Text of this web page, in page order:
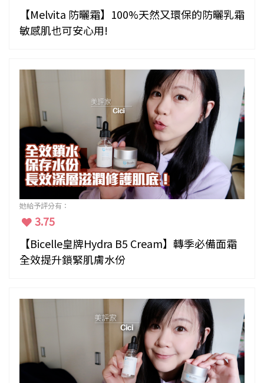
【Melvita 防曬霜】100%天然又環保的防曬乳霜
敏感肌也可安心用!
她給予評分有：
3.75
【Bicelle皇牌Hydra B5 Cream】轉季必備面霜
全效提升鎖緊肌膚水份